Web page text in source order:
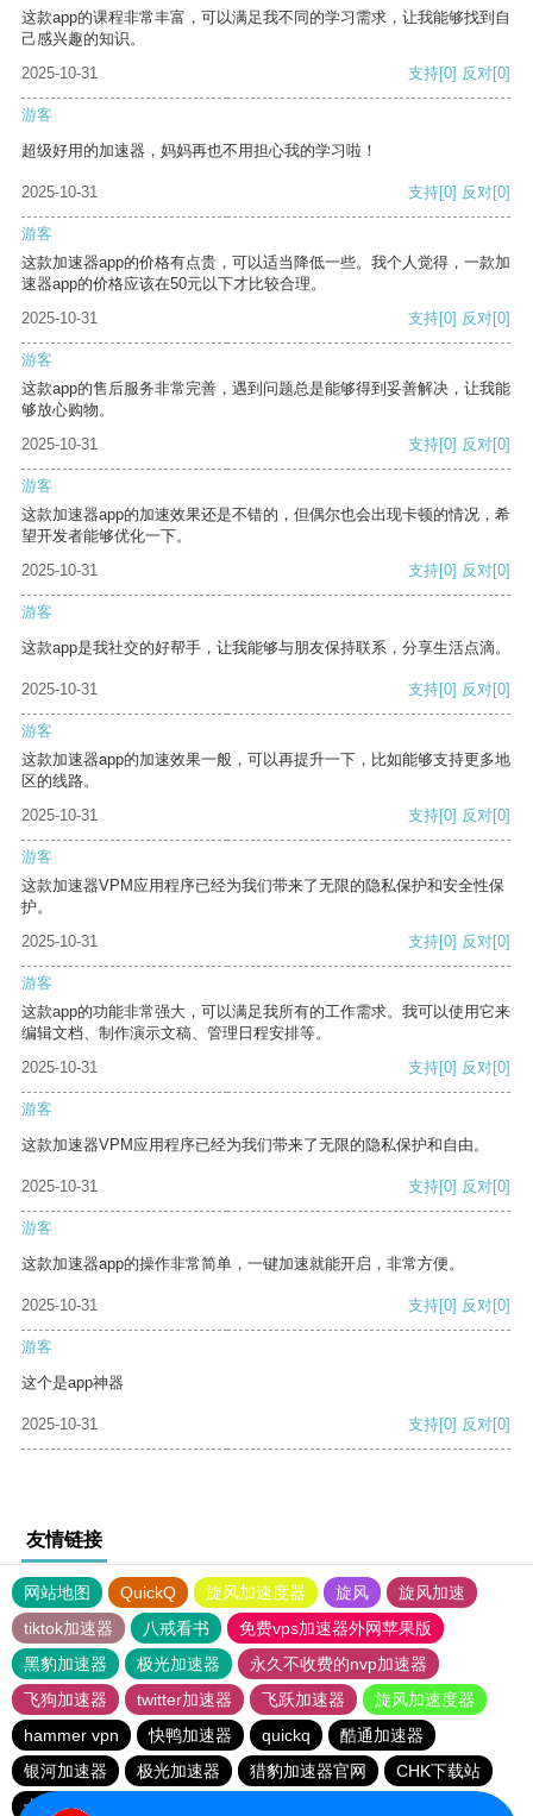
这款app的课程非常丰富，可以满足我不同的学习需求，让我能够找到自
己感兴趣的知识。
2025-10-31
支持[0] 反对[0]
游客
超级好用的加速器，妈妈再也不用担心我的学习啦！
2025-10-31 支持[0] 反对[0]
游客
这款加速器app的价格有点贵，可以适当降低一些。我个人觉得，一款加
速器app的价格应该在50元以下才比较合理。
2025-10-31
支持[0] 反对[0]
游客
这款app的售后服务非常完善，遇到问题总是能够得到妥善解决，让我能
够放心购物。
2025-10-31
支持[0] 反对[0]
游客
这款加速器app的加速效果还是不错的，但偶尔也会出现卡顿的情况，希
望开发者能够优化一下。
2025-10-31
支持[0] 反对[0]
游客
这款app是我社交的好帮手，让我能够与朋友保持联系，分享生活点滴。
2025-10-31 支持[0] 反对[0]
游客
这款加速器app的加速效果一般，可以再提升一下，比如能够支持更多地
区的线路。
2025-10-31
支持[0] 反对[0]
游客
这款加速器VPM应用程序已经为我们带来了无限的隐私保护和安全性保
护。
2025-10-31
支持[0] 反对[0]
游客
这款app的功能非常强大，可以满足我所有的工作需求。我可以使用它来
编辑文档、制作演示文稿、管理日程安排等。
2025-10-31
支持[0] 反对[0]
游客
这款加速器VPM应用程序已经为我们带来了无限的隐私保护和自由。
2025-10-31 支持[0] 反对[0]
游客
这款加速器app的操作非常简单，一键加速就能开启，非常方便。
2025-10-31 支持[0] 反对[0]
游客
这个是app神器
2025-10-31 支持[0] 反对[0]
友情链接
网站地图 QuickQ 旋风加速度器 旋风
旋风加速
tiktok加速器
八戒看书
免费vps加速器外网苹果版
黑豹加速器
极光加速器
永久不收费的nvp加速器
飞狗加速器
twitter加速器 飞跃加速器
旋风加速度器
hammer vpn
快鸭加速器 quickq
酷通加速器
银河加速器
极光加速器 猎豹加速器官网
CHK下载站
十大免费加速神器